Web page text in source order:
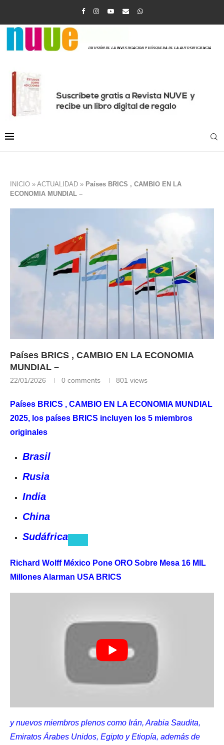
INICIO » ACTUALIDAD » Países BRICS , CAMBIO EN LA
ECONOMIA MUNDIAL –
Países BRICS , CAMBIO EN LA ECONOMIA
MUNDIAL –
22/01/2026 0 comments 801 views
Países BRICS , CAMBIO EN LA ECONOMIA MUNDIAL
2025, los países BRICS incluyen los 5 miembros
originales
Brasil
Rusia
India
China
Sudáfrica
Richard Wolff México Pone ORO Sobre Mesa 16 MIL
Millones Alarman USA BRICS
y nuevos miembros plenos como Irán, Arabia Saudita,
Emiratos Árabes Unidos, Egipto y Etiopía, además de